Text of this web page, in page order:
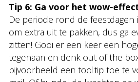
Tip 6: Ga voor het wow-
De periode rond de
om extra uit te pakken, dus ga
zitten! Gooi er een keer een
tegenaan en denk out of the
bijvoorbeeld een tooltip toe te